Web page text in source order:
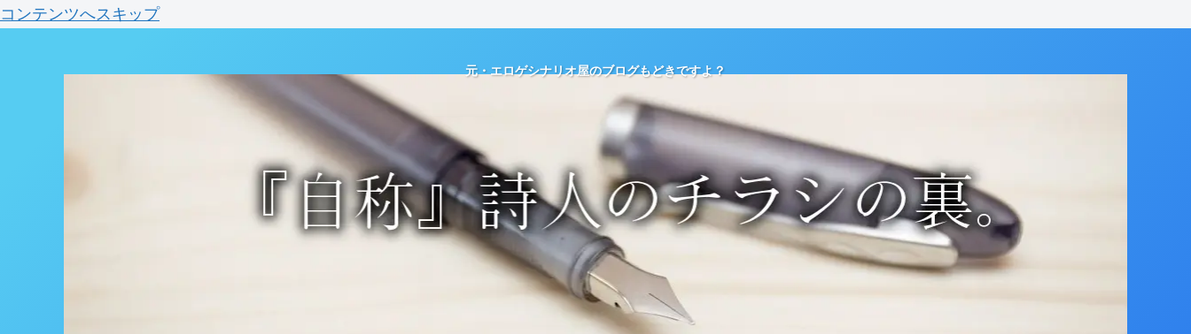
コンテンツへスキップ
元・エロゲシナリオ屋のブログもどきですよ？